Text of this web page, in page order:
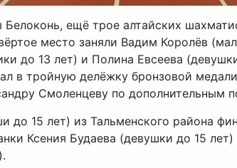
ещё трое алтайских
место заняли Вадим Королёв
до 13 лет) и Полина Евсеева
в тройную делёжку бронзовой
Смоленцеву по дополнительным
до 15 лет) из Тальменского района
Ксения Будаева (девушки до 15